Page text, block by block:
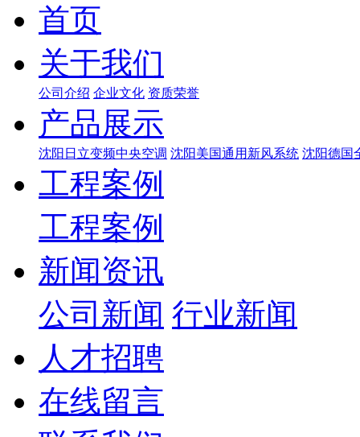
首页
关于我们
公司介绍 企业文化 资质荣誉
产品展示
沈阳日立变频中央空调 沈阳美国通用新风系统 沈阳德国
工程案例
工程案例
新闻资讯
公司新闻 行业新闻
人才招聘
在线留言